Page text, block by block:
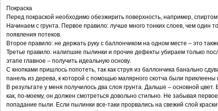
Покраска
Перед покраской необходимо обезжирить поверхность, например,
Начинаем с грунта. Первое правило: лучше много тонких слоев, чем
появления потеков.
Второе правило: не держать руку с баллончиком на одном месте – это
Третье правило: налипшие пылинки и прочие дефекты убираем только
этапе главное – получить идеальную основу.
С кнопками пришлось попотеть, так как струя из баллончика банально
панель из дерева, к которой с помощью малярного скотча были
В результате у меня получилось два слоя грунта. Дальше – основной
как, по-моему, он должен смотреться довольно стильно. Не забывая
попадание пыли. Если пылинки все-таки прорвались на свежий слой